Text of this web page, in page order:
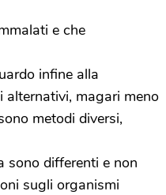
e che
infine alla
alternativi, magari meno
metodi diversi,
sono differenti e non
sugli organismi